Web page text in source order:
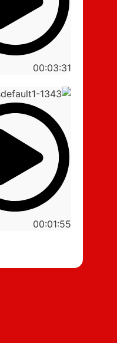
00:03:31
00:01:55